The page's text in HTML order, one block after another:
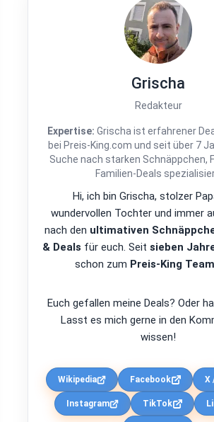
Grischa
Redakteur
Expertise: Grischa ist erfahrener
bei Preis-King.com und seit über 7
Suche nach starken Schnäppchen,
Familien-Deals
Hi, ich bin Grischa, stolzer
wundervollen Tochter und immer
nach den ultimativen
& Deals für euch. Seit sieben
schon zum Preis-King Team
Euch gefallen meine Deals? Oder
Lasst es mich gerne in den
wissen!
Wikipedia Facebook X
Instagram TikTok